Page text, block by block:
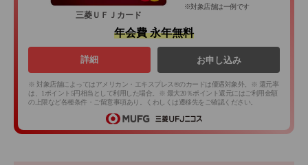
三菱ＵＦＪカード
※対象店舗は一例です
年会費 永年無料
詳細 お申し込み
※ 対象店舗によってはアメリカン・エキスプレス®のカードは優遇対象外。※ 還元率
は、1ポイント5円相当として利用した場合。※ 最大20％ポイント還元にはご利用金額
の上限など各種条件・ご留意事項あり。くわしくは遷移先をご確認ください。